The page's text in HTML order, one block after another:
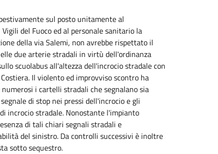
sul posto unitamente al
del Fuoco ed al personale sanitario la
della via Salemi, non avrebbe rispettato il
due arterie stradali in virtù dell'ordinanza
scuolabus all'altezza dell'incrocio stradale con
Il violento ed improvviso scontro ha
i cartelli stradali che segnalano sia
di stop nei pressi dell'incrocio e gli
incrocio stradale. Nonostante l'impianto
di tali chiari segnali stradali e
del sinistro. Da controlli successivi è inoltre
sotto sequestro.